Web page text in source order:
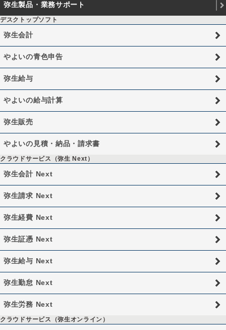
弥生製品・業務サポート
デスクトップソフト
弥生会計
やよいの青色申告
弥生給与
やよいの給与計算
弥生販売
やよいの見積・納品・請求書
クラウドサービス（弥生 Next）
弥生会計 Next
弥生請求 Next
弥生経費 Next
弥生証憑 Next
弥生給与 Next
弥生勤怠 Next
弥生労務 Next
クラウドサービス（弥生オンライン）